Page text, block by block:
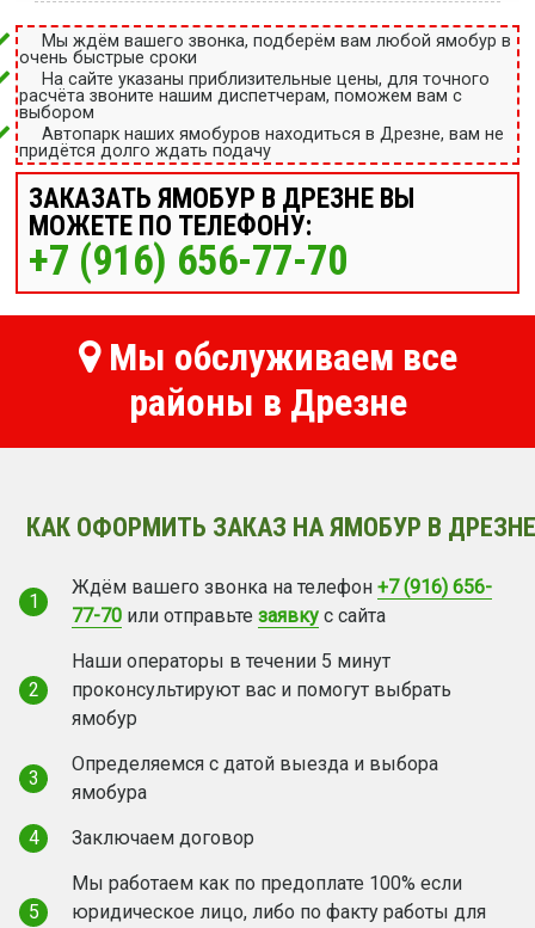
Мы ждём вашего звонка, подберём вам любой ямобур в
очень быстрые сроки
На сайте указаны приблизительные цены, для точного
расчёта звоните нашим диспетчерам, поможем вам с
выбором
Автопарк наших ямобуров находиться в Дрезне, вам не
придётся долго ждать подачу
ЗАКАЗАТЬ ЯМОБУР В ДРЕЗНЕ ВЫ
МОЖЕТЕ ПО ТЕЛЕФОНУ:
+7 (916) 656-77-70
Мы обслуживаем все
районы в Дрезне
КАК ОФОРМИТЬ ЗАКАЗ НА ЯМОБУР В
1
Ждём вашего звонка на телефон +7 (916) 656-
77-70 или отправьте заявку с сайта
2
Наши операторы в течении 5 минут
проконсультируют вас и помогут выбрать
ямобур
3
Определяемся с датой выезда и выбора
ямобура
4
Заключаем договор
5
Мы работаем как по предоплате 100% если
юридическое лицо, либо по факту работы для